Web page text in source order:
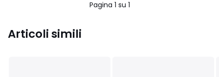
Pagina 1 su 1
Articoli simili